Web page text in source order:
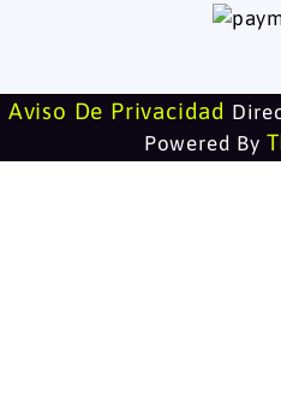
Aviso De Privacidad
Powered By